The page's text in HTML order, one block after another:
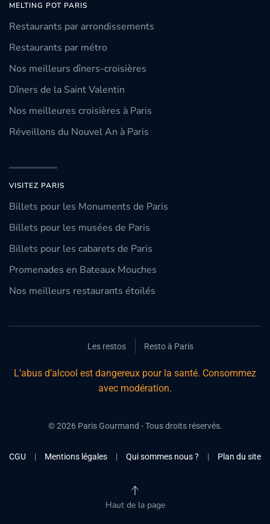
MELTING POT PARIS
Restaurants par arrondissements
Restaurants par métro
Nos meilleurs dîners-croisières
Dîners de la Saint Valentin
Nos meilleures croisières à Paris
Réveillons du Nouvel An à Paris
VISITEZ PARIS
Billets pour les Monuments de Paris
Billets pour les musées de Paris
Billets pour les cabarets de Paris
Promenades en Bateaux Mouches
Nos meilleurs restaurants étoilés
Les restos Resto à Paris
L’abus d’alcool est dangereux pour la santé. Consommez
avec modération.
©2026Paris Gourmand - Tous droits réservés.
CGU | Mentions légales | Qui sommes nous ? | Plan du site
Haut de la page